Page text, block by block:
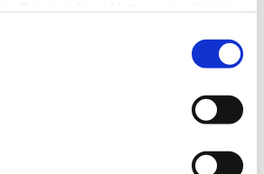
und gebratene Garnele
vollenden. Riesengarnelen in
und kräftig mit Orangen-Pfeffer